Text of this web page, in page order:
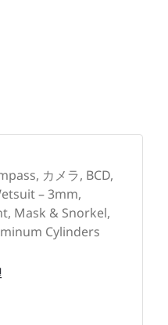
カメラ, BCD,
– 3mm,
Mask & Snorkel,
Cylinders